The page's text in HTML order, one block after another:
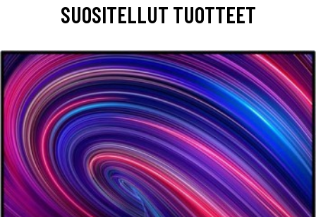
SUOSITELLUT TUOTTEET